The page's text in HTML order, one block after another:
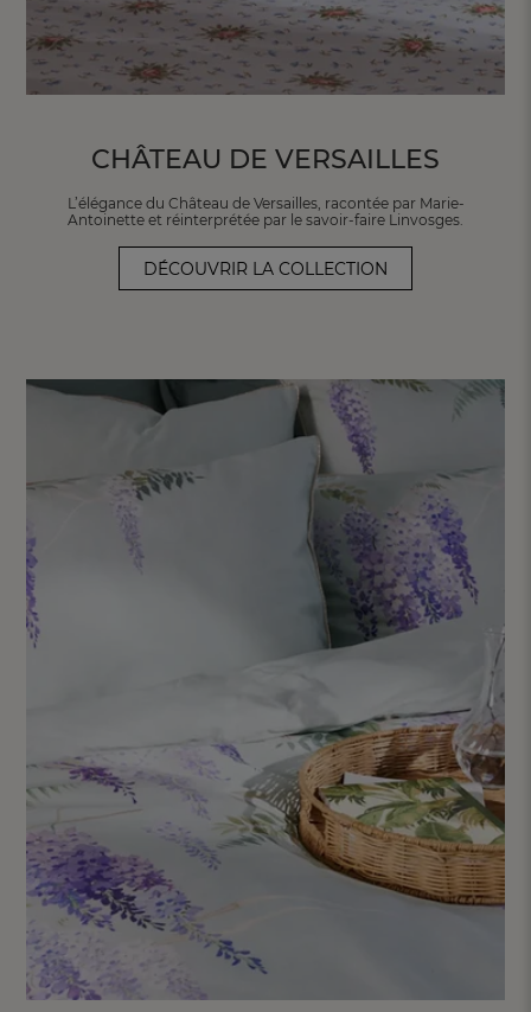
FR
AT
CHÂTEAU DE VERSAILLES
L’élégance du Château de Versailles, racontée par Marie-
Antoinette et réinterprétée par le savoir-faire Linvosges.
DÉCOUVRIR LA COLLECTION